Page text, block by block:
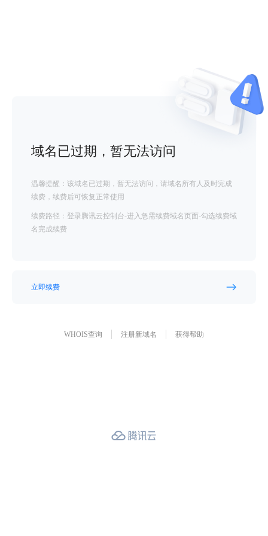
域名已过期，暂无法访问
温馨提醒：该域名已过期，暂无法访问，请域名所有人及时完成
续费，续费后可恢复正常使用
续费路径：登录腾讯云控制台-进入急需续费域名页面-勾选续费域
名完成续费
立即续费
WHOIS查询 注册新域名 获得帮助